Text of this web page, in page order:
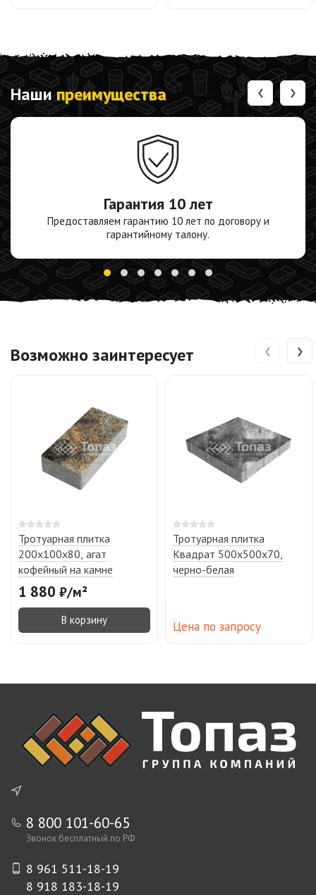
Нашипреимущества
Гарантия 10 лет
Предоставляем гарантию 10 лет по договору и
гарантийному талону.
‹ ›
Возможно заинтересует
Тротуарная плитка
200х100х80, агат
кофейный на камне
1 880 ₽/м²
В корзину
Тротуарная плитка
Квадрат 500х500х70,
черно-белая
Цена по запросу
‹ ›
8 800 101-60-65
Звонок бесплатный по РФ
8 961 511-18-19
8 918 183-18-19